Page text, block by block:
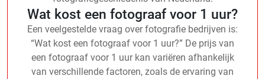
Wat kost een fotograaf voor 1 uur?
Een veelgestelde vraag over fotografie bedrijven is:
“Wat kost een fotograaf voor 1 uur?” De prijs van
een fotograaf voor 1 uur kan variëren afhankelijk
van verschillende factoren, zoals de ervaring van